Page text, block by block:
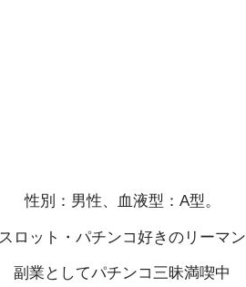
性別：男性、血液型：A型。
スロット・パチンコ好きのリーマン
副業としてパチンコ三昧満喫中